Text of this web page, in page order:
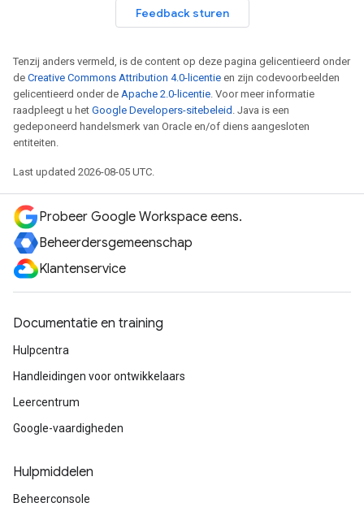
Feedback sturen
Tenzij anders vermeld, is de content op deze pagina gelicentieerd onder
de Creative Commons Attribution 4.0-licentie en zijn codevoorbeelden
gelicentieerd onder de Apache 2.0-licentie. Voor meer informatie
raadpleegt u het Google Developers-sitebeleid . Java is een
gedeponeerd handelsmerk van Oracle en/of diens aangesloten
entiteiten.
Last updated 2026-08-05 UTC.
Probeer Google Workspace eens.
Beheerdersgemeenschap
Klantenservice
Documentatie en training
Hulpcentra
Handleidingen voor ontwikkelaars
Leercentrum
Google-vaardigheden
Hulpmiddelen
Beheerconsole